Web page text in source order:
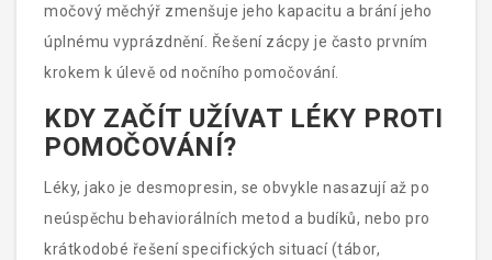
močový měchýř zmenšuje jeho kapacitu a brání jeho
úplnému vyprázdnění. Řešení zácpy je často prvním
krokem k úlevě od nočního pomočování.
KDY ZAČÍT UŽÍVAT LÉKY PROTI
POMOČOVÁNÍ?
Léky, jako je desmopresin, se obvykle nasazují až po
neúspěchu behaviorálních metod a budíků, nebo pro
krátkodobé řešení specifických situací (tábor,